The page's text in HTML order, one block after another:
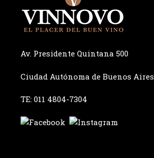
Av. Presidente Quintana 500
Ciudad Autónoma de Buenos Aires
TE: 011 4804-7304